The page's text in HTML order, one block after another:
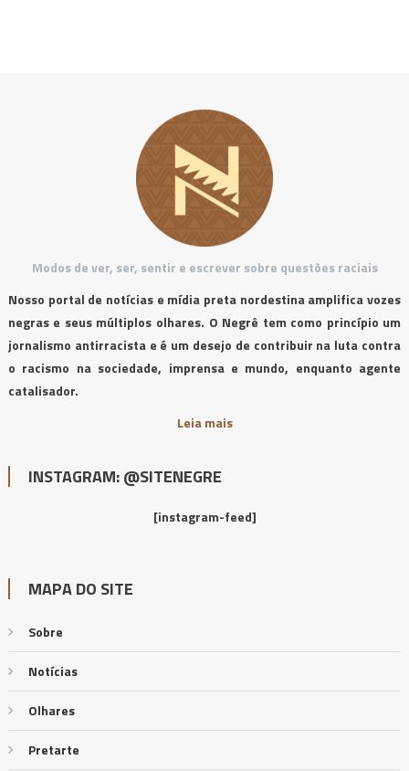
Modos de ver, ser, sentir e escrever sobre questões raciais
Nosso portal de notícias e mídia preta nordestina amplifica vozes
negras e seus múltiplos olhares. O Negrê tem como princípio um
jornalismo antirracista e é um desejo de contribuir na luta contra
o racismo na sociedade, imprensa e mundo, enquanto agente
catalisador.
Leia mais
INSTAGRAM: @SITENEGRE
[instagram-feed]
MAPA DO SITE
Sobre
Notícias
Olhares
Pretarte